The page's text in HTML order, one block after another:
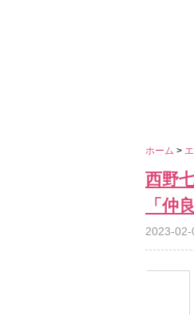
ホーム >
西野
「仲
2023-